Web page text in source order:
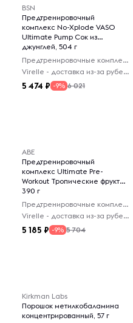
BSN
Предтренировочный
комплекс No-Xplode VASO
Ultimate Pump Сок из
джунглей, 504 г
Предтренировочные комплексы
Virelle - доставка из-за рубежа
5 474 -9% 6 021
ABE
Предтренировочный
комплекс Ultimate Pre-
Workout Тропические фрукты,
390 г
Предтренировочные комплексы
Virelle - доставка из-за рубежа
5 185 -9% 5 704
Kirkman Labs
Порошок метилкобаламина
концентрированный, 57 г